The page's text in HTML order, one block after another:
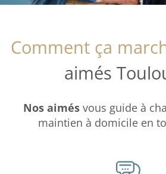
Comment ça
aimés
Nos aimésvous guide à
maintien à domicile en